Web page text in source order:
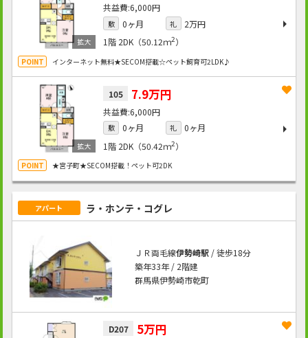
6,000円
敷 0ヶ月 礼
2万円
1階 2DK（50.12ｍ2）
インターネット無料★SECOM搭載☆ペット飼育可2LDK♪
105 7.9万円
6,000円
敷 0ヶ月 礼
0ヶ月
1階 2DK（50.42ｍ2）
★宮子町★SECOM搭載！ペット可2DK
アパート ラ・ホンテ・コグレ
ＪＲ両毛線伊勢崎駅/ 徒歩18分
築年33年 / 2階建
群馬県伊勢崎市乾町
D207 5万円